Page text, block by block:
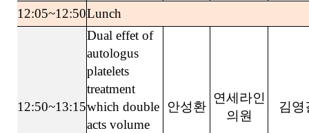
12:05~12:50Lunch
12:50~13:15
Dual effet of
autologus
platelets
treatment
which double
acts volume
안성환
연세라인
의원
김영